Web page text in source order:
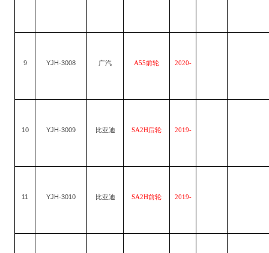
9 YJH-3008 广汽 A55前轮 2020-
10 YJH-3009 比亚迪 SA2H后轮 2019-
11 YJH-3010 比亚迪 SA2H前轮 2019-